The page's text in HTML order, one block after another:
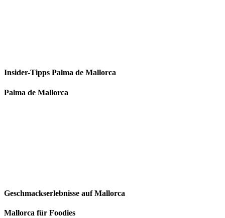
Insider-Tipps Palma de Mallorca
Palma de Mallorca
Geschmackserlebnisse auf Mallorca
Mallorca für Foodies